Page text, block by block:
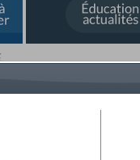
Fabert.com
privé, du
cours à distance.